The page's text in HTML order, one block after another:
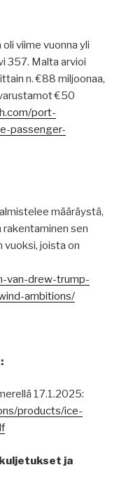
viime vuonna yli
357. Malta arvioi
n. €88 miljoonaa,
€50
port-
passenger-
määräystä,
sen
joista on
van-drew-trump-
ambitions/
17.1.2025:
products/ice-
ja